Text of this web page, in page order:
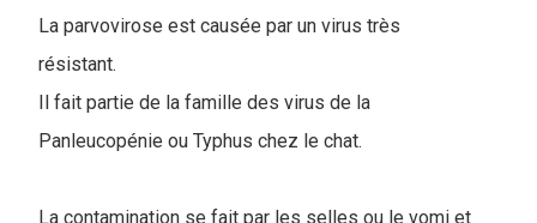
La parvovirose est causée par un virus très
résistant.
Il fait partie de la famille des virus de la
Panleucopénie ou Typhus chez le chat.
La contamination se fait par les selles ou le vomi et